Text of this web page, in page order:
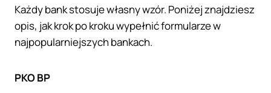
Każdy bank stosuje własny wzór. Poniżej znajdziesz
opis, jak krok po kroku wypełnić formularze w
najpopularniejszych bankach.
PKO BP